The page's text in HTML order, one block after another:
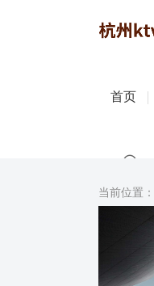
首页
当前位置：